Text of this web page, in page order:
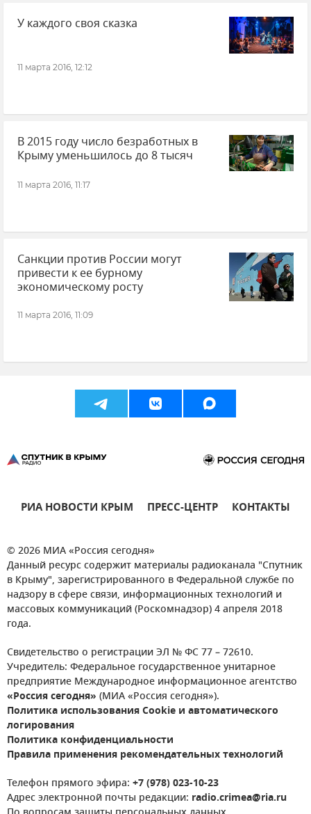
У каждого своя сказка
11 марта 2016, 12:12
В 2015 году число безработных в
Крыму уменьшилось до 8 тысяч
11 марта 2016, 11:17
Санкции против России могут
привести к ее бурному
экономическому росту
11 марта 2016, 11:09
РИА НОВОСТИ КРЫМ ПРЕСС-ЦЕНТР КОНТАКТЫ
© 2026 МИА «Россия сегодня»
Данный ресурс содержит материалы радиоканала "Спутник
в Крыму", зарегистрированного в Федеральной службе по
надзору в сфере связи, информационных технологий и
массовых коммуникаций (Роскомнадзор) 4 апреля 2018
года.
Свидетельство о регистрации ЭЛ № ФС 77 – 72610.
Учредитель: Федеральное государственное унитарное
предприятие Международное информационное агентство
«Россия сегодня» (МИА «Россия сегодня»).
Политика использования Cookie и автоматического
логирования
Политика конфиденциальности
Правила применения рекомендательных технологий
Телефон прямого эфира: +7 (978) 023-10-23
Адрес электронной почты редакции: radio.crimea@ria.ru